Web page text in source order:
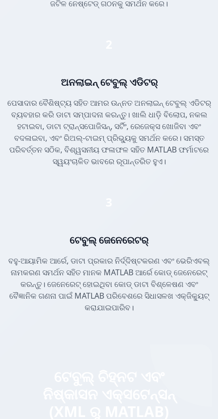
ଜଟିଳ ନେଷ୍ଟେଡ୍ ଗଠନକୁ ସମର୍ଥନ କରେ।
ଅନଲାଇନ୍ ଟେବୁଲ୍ ଏଡିଟର୍
ପେସାଦାର ବୈଶିଷ୍ଟ୍ୟ ସହିତ ଆମର ଉନ୍ନତ ଅନଲାଇନ୍ ଟେବୁଲ୍ ଏଡିଟର୍
ବ୍ୟବହାର କରି ଡାଟା ସମ୍ପାଦନା କରନ୍ତୁ। ଖାଲି ଧାଡ଼ି ବିଲୋପ, ନକଲ
ହଟାଇବା, ଡାଟା ଟ୍ରାନ୍ସପୋଜିସନ୍, ସର୍ଟିଂ, ରେଜେକ୍ସ ଖୋଜିବା ଏବଂ
ବଦଳାଇବା, ଏବଂ ରିଅଲ୍-ଟାଇମ୍ ପ୍ରିଭ୍ୟୁକୁ ସମର୍ଥନ କରେ। ସମସ୍ତ
ପରିବର୍ତ୍ତନ ସଠିକ, ବିଶ୍ୱସନୀୟ ଫଳାଫଳ ସହିତ MATLAB ଫର୍ମାଟରେ
ସ୍ୱୟଂଚାଳିତ ଭାବରେ ରୂପାନ୍ତରିତ ହୁଏ।
ଟେବୁଲ୍ ଜେନେରେଟର୍
ବହୁ-ଆୟାମିକ ଆର୍ରେ, ଡାଟା ପ୍ରକାର ନିର୍ଦ୍ଦିଷ୍ଟକରଣ ଏବଂ ଭେରିଏବଲ୍
ନାମକରଣ ସମର୍ଥନ ସହିତ ମାନକ MATLAB ଆର୍ରେ କୋଡ୍ ଜେନେରେଟ୍
କରନ୍ତୁ। ଜେନେରେଟ୍ ହୋଇଥିବା କୋଡ୍ ଡାଟା ବିଶ୍ଳେଷଣ ଏବଂ
ବୈଜ୍ଞାନିକ ଗଣନା ପାଇଁ MATLAB ପରିବେଶରେ ସିଧାସଳଖ ଏକ୍ଜିକ୍ୟୁଟ୍
କରାଯାଇପାରିବ।